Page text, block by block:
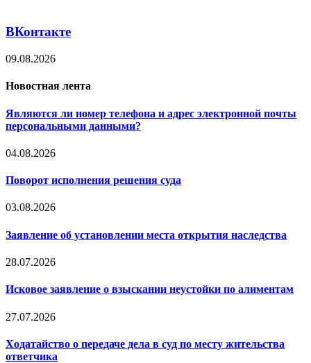
ВКонтакте
09.08.2026
Новостная лента
Являются ли номер телефона и адрес электронной почты
персональными данными?
04.08.2026
Поворот исполнения решения суда
03.08.2026
Заявление об установлении места открытия наследства
28.07.2026
Исковое заявление о взыскании неустойки по алиментам
27.07.2026
Ходатайство о передаче дела в суд по месту жительства
ответчика